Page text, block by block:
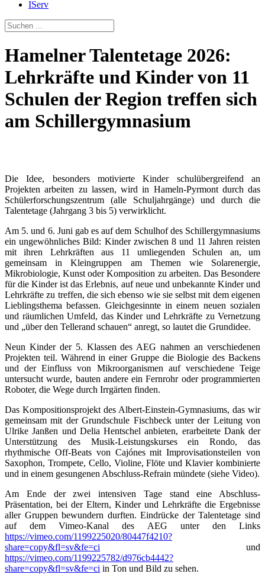
IServ
Hamelner Talentetage 2026:
Lehrkräfte und Kinder von 11
Schulen der Region treffen sich
am Schillergymnasium
Die Idee, besonders motivierte Kinder schulübergreifend an
Projekten arbeiten zu lassen, wird in Hameln-Pyrmont durch das
Schülerforschungszentrum (alle Schuljahrgänge) und durch die
Talentetage (Jahrgang 3 bis 5) verwirklicht.
Am 5. und 6. Juni gab es auf dem Schulhof des Schillergymnasiums
ein ungewöhnliches Bild: Kinder zwischen 8 und 11 Jahren reisten
mit ihren Lehrkräften aus 11 umliegenden Schulen an, um
gemeinsam in Kleingruppen am Themen wie Solarenergie,
Mikrobiologie, Kunst oder Komposition zu arbeiten. Das Besondere
für die Kinder ist das Erlebnis, auf neue und unbekannte Kinder und
Lehrkräfte zu treffen, die sich ebenso wie sie selbst mit dem eigenen
Lieblingsthema befassen. Gleichgesinnte in einem neuen sozialen
und räumlichen Umfeld, das Kinder und Lehrkräfte zu Vernetzung
und „über den Tellerand schauen“ anregt, so lautet die Grundidee.
Neun Kinder der 5. Klassen des AEG nahmen an verschiedenen
Projekten teil. Während in einer Gruppe die Biologie des Backens
und der Einfluss von Mikroorganismen auf verschiedene Teige
untersucht wurde, bauten andere ein Fernrohr oder programmierten
Roboter, die Wege durch Irrgärten finden.
Das Kompositionsprojekt des Albert-Einstein-Gymnasiums, das wir
gemeinsam mit der Grundschule Fischbeck unter der Leitung von
Ulrike Janßen und Delia Hentschel anbieten, erarbeitete Dank der
Unterstützung des Musik-Leistungskurses ein Rondo, das
rhythmische Off-Beats von Cajónes mit Improvisationsteilen von
Saxophon, Trompete, Cello, Violine, Flöte und Klavier kombinierte
und in einem gesungenen Abschluss-Refrain mündete (siehe Video).
Am Ende der zwei intensiven Tage stand eine Abschluss-
Präsentation, bei der Eltern, Kinder und Lehrkräfte die Ergebnisse
aller Gruppen bewundern durften. Eindrücke der Talentetage sind
auf dem Vimeo-Kanal des AEG unter den Links
https://vimeo.com/1199225020/80447f4210?
share=copy&fl=sv&fe=ci und
https://vimeo.com/1199225782/d976cb4442?
share=copy&fl=sv&fe=ci in Ton und Bild zu sehen.